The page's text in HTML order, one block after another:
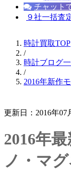
チャット
９社一括査
時計買取TOP
/
時計ブログ
/
2016年新作
更新日：2016年07
2016年
ノ・マ